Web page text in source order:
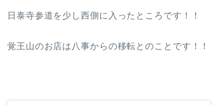
日泰寺参道を少し西側に入ったところです！！
覚王山のお店は八事からの移転とのことです！！